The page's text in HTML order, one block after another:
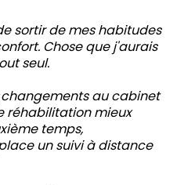
sortir de mes habitudes
Chose que j'aurais
seul.
au cabinet
réhabilitation mieux
temps,
un suivi à distance